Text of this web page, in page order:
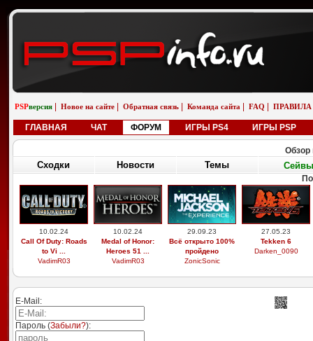
PSPверсия Новое на сайте Обратная связь Команда сайта FAQ ПРАВИЛА
ГЛАВНАЯ ЧАТ ФОРУМ ИГРЫ PS4 ИГРЫ PSP
Обзор
Сходки Новости Темы Сейвы
10.02.24
Call Of Duty: Roads
to Vi ...
VadimR03
10.02.24
Medal of Honor:
Heroes 51 ...
VadimR03
29.09.23
Всё открыто 100%
пройдено
ZonicSonic
27.05.23
Tekken 6
Darken_0090
E-Mail:
Пароль (Забыли?):